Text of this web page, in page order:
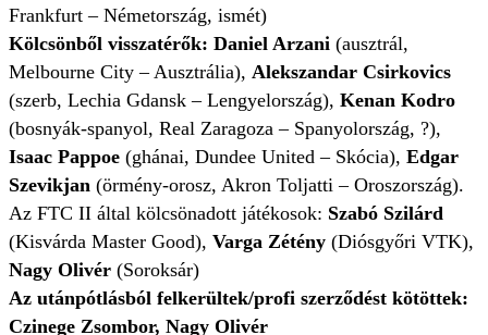
Frankfurt – Németország, ismét)
Kölcsönből visszatérők: Daniel Arzani (ausztrál,
Melbourne City – Ausztrália), Alekszandar Csirkovics
(szerb, Lechia Gdansk – Lengyelország), Kenan Kodro
(bosnyák-spanyol, Real Zaragoza – Spanyolország, ?),
Isaac Pappoe (ghánai, Dundee United – Skócia), Edgar
Szevikjan (örmény-orosz, Akron Toljatti – Oroszország).
Az FTC II által kölcsönadott játékosok: Szabó Szilárd
(Kisvárda Master Good), Varga Zétény (Diósgyőri VTK),
Nagy Olivér (Soroksár)
Az utánpótlásból felkerültek/profi szerződést kötöttek:
Czinege Zsombor, Nagy Olivér